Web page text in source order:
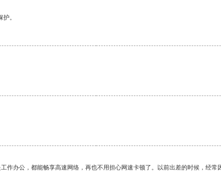
。
作办公，都能畅享高速网络，再也不用担心网速卡顿了。以前出差的时候，经